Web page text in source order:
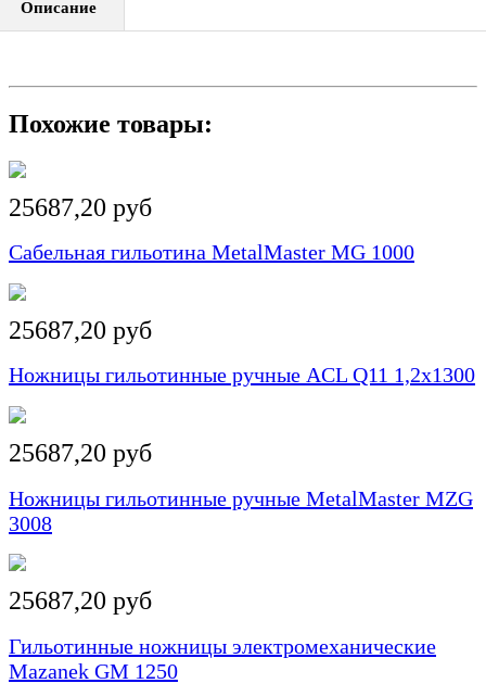
Описание
Похожие товары:
25687,20 руб
Сабельная гильотина MetalMaster MG 1000
25687,20 руб
Ножницы гильотинные ручные ACL Q11 1,2x1300
25687,20 руб
Ножницы гильотинные ручные MetalMaster MZG
3008
25687,20 руб
Гильотинные ножницы электромеханические
Mazanek GM 1250